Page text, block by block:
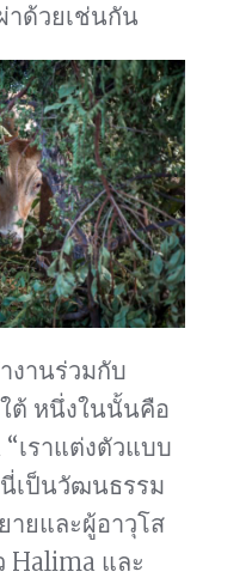
าด้วยเช่นกัน
งานร่วมกับ
ต้ หนึ่งในนั้นคือ
เราแต่งตัวแบบ
นี่เป็นวัฒนธรรม
ายและผู้อาวุโส
Halima และ